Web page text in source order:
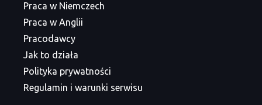
Praca w Niemczech
Praca w Anglii
Pracodawcy
Jak to działa
Polityka prywatności
Regulamin i warunki serwisu